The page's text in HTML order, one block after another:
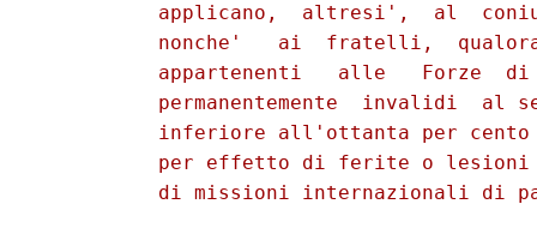
applicano,  altresi',  al
nonche'   ai  fratelli,
appartenenti   alle   Forze
permanentemente  invalidi  al
inferiore all'ottanta per
per effetto di ferite o